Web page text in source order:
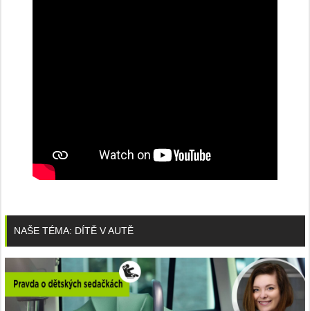
NAŠE TÉMA: DÍTĚ V AUTĚ